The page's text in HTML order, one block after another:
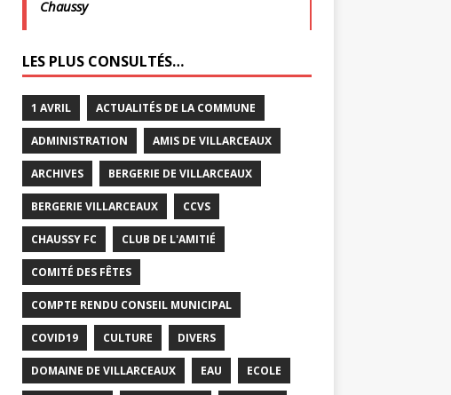
Chaussy
LES PLUS CONSULTÉS…
1 AVRIL ACTUALITÉS DE LA COMMUNE
ADMINISTRATION AMIS DE VILLARCEAUX
ARCHIVES BERGERIE DE VILLARCEAUX
BERGERIE VILLARCEAUX CCVS
CHAUSSY FC CLUB DE L'AMITIÉ
COMITÉ DES FÊTES
COMPTE RENDU CONSEIL MUNICIPAL
COVID19 CULTURE DIVERS
DOMAINE DE VILLARCEAUX EAU ECOLE